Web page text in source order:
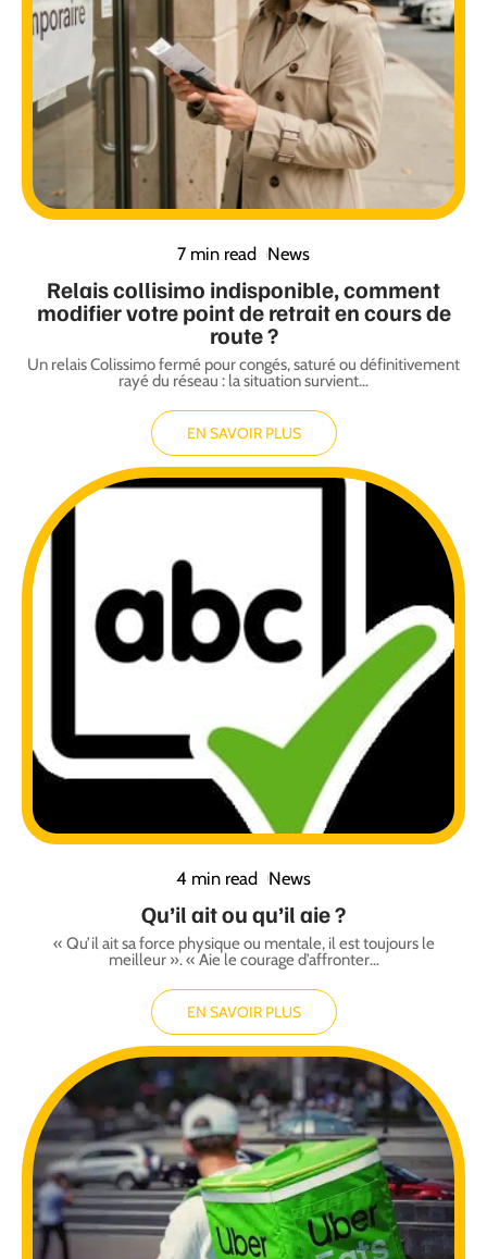
7 min read News
Relais collisimo indisponible, comment
modifier votre point de retrait en cours de
route ?
Un relais Colissimo fermé pour congés, saturé ou définitivement
rayé du réseau : la situation survient…
EN SAVOIR PLUS
4 min read News
Qu’il ait ou qu’il aie ?
« Qu’il ait sa force physique ou mentale, il est toujours le
meilleur ». « Aie le courage d’affronter…
EN SAVOIR PLUS